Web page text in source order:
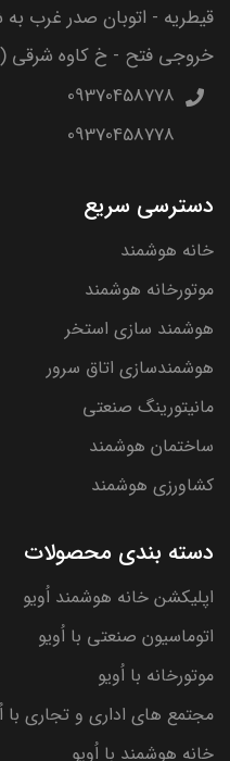
قیطریه - اتوبان صدر غرب
خروجی فتح - خ کاوه شرقی
09370458778
09370458778
دسترسی سریع
خانه هوشمند
موتورخانه هوشمند
هوشمند سازی استخر
هوشمندسازی اتاق سرور
مانیتورینگ صنعتی
ساختمان هوشمند
کشاورزی هوشمند
دسته بندی محصولات
اپلیکشن خانه هوشمند اُویو
اتوماسیون صنعتی با اُویو
موتورخانه با اُویو
مجتمع های اداری و تجاری با
خانه هوشمند با اُویو